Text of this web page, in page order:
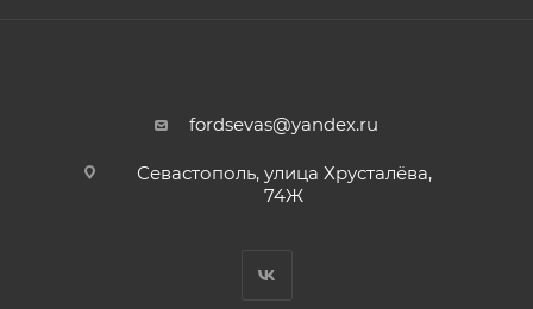
fordsevas@yandex.ru
Севастополь, улица Хрусталёва,
74Ж